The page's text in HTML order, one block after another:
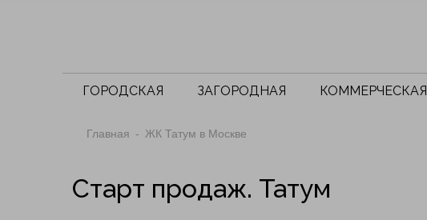
ГОРОДСКАЯ ЗАГОРОДНАЯ КОММЕРЧЕСКАЯ
Главная ЖК Татум в Москве
Старт продаж. Татум